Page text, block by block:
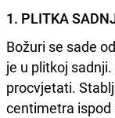
1. PLITKA
Božuri se sade
je u plitkoj
procvjetati.
centimetra ispod